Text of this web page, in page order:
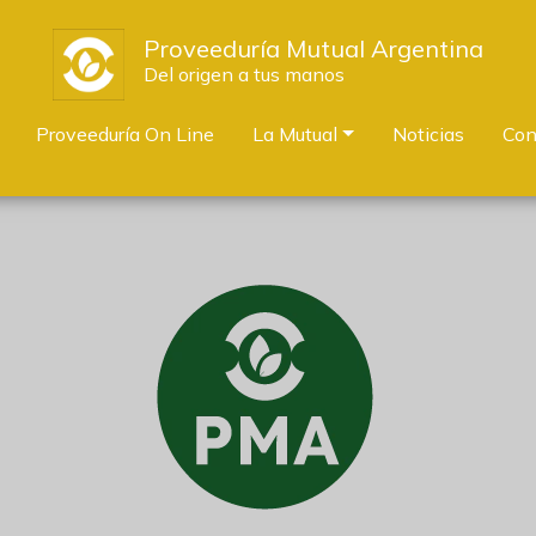
Proveeduría Mutual Argentina
Del origen a tus manos
Proveeduría On Line La Mutual Noticias